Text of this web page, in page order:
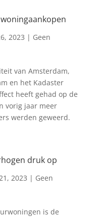
2023 | Geen
van Amsterdam,
en het Kadaster
heeft gehad op de
vorig jaar meer
werden geweerd.
druk op
2023 | Geen
is de